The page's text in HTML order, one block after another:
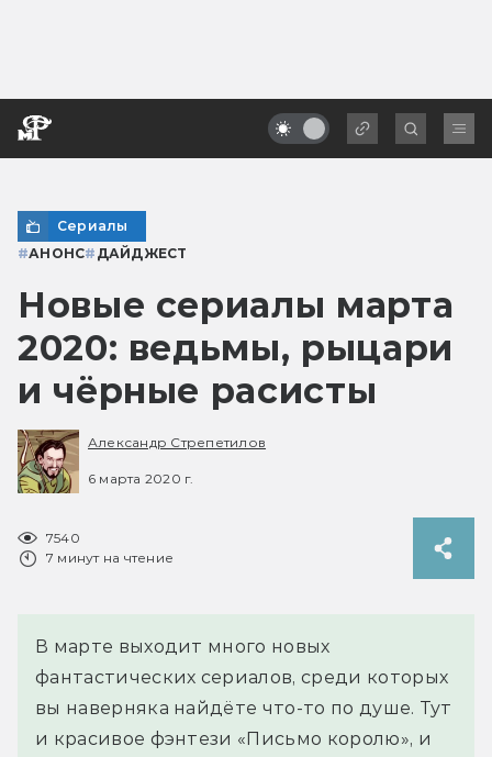
Сериалы
#АНОНС# ДАЙДЖЕСТ
Новые сериалы марта
2020: ведьмы, рыцари
и чёрные расисты
Александр Стрепетилов
6 марта 2020 г.
7540
7 минут на чтение
В марте выходит много новых
фантастических сериалов, среди которых
вы наверняка найдёте что-то по душе. Тут
и красивое фэнтези «Письмо королю», и